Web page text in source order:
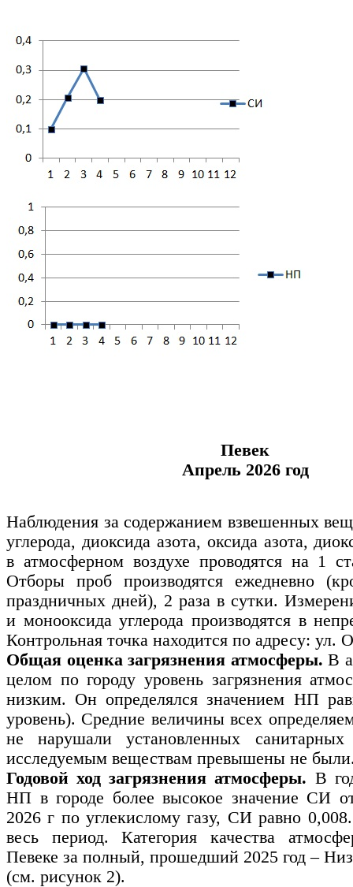
Певек
Апрель 2026 год
Наблюдения за содержанием взвешенных
углерода, диоксида азота, оксида азота,
в атмосферном воздухе проводятся на 1
Отборы проб производятся ежедневно
праздничных дней), 2 раза в сутки.
и монооксида углерода производятся в
Контрольная точка находится по адресу: ул.
Общая оценка загрязнения атмосферы. В
целом по городу уровень загрязнения
низким. Он определялся значением НП
уровень). Средние величины всех
не нарушали установленных
исследуемым веществам превышены не
Годовой ход загрязнения атмосферы. В
НП в городе более высокое значение СИ
2026 г по углекислому газу, СИ равно
весь период. Категория качества
Певеке за полный, прошедший 2025 год–
(см. рисунок 2).